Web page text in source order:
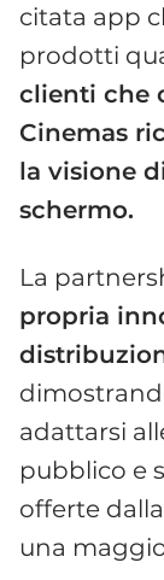
citata app
prodotti
clienti che
Cinemas
la visione
schermo.
La
propria
adattarsi
pubblico e
offerte
una